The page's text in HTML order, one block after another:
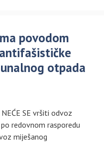
povodom
otpada
SE vršiti odvoz
redovnom rasporedu
miješanog